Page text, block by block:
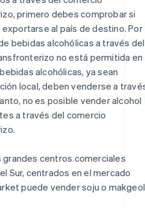
primero debes comprobar si
al país de destino. Por
bebidas alcohólicas a través del
no está permitida en
alcohólicas, ya sean
local, deben venderse a
no es posible vender alcohol
a través del comercio
grandes centros comerciales
Sur, centrados en el mercado
puede vender soju o